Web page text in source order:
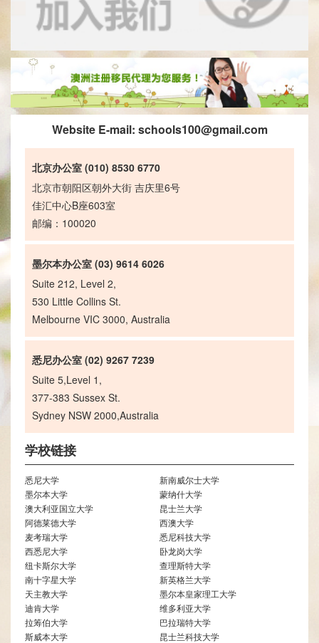
Website E-mail: schools100@gmail.com
北京办公室 (010) 8530 6770
北京市朝阳区朝外大街 吉庆里6号
佳汇中心B座603室
邮编：100020
墨尔本办公室 (03) 9614 6026
Suite 212, Level 2,
530 Little Collins St.
Melbourne VIC 3000, Australia
悉尼办公室 (02) 9267 7239
Suite 5,Level 1,
377-383 Sussex St.
Sydney NSW 2000,Australia
学校链接
悉尼大学
新南威尔士大学
墨尔本大学
蒙纳什大学
澳大利亚国立大学
昆士兰大学
阿德莱德大学
西澳大学
麦考瑞大学
悉尼科技大学
西悉尼大学
卧龙岗大学
纽卡斯尔大学
查理斯特大学
南十字星大学
新英格兰大学
天主教大学
墨尔本皇家理工大学
迪肯大学
维多利亚大学
拉筹伯大学
巴拉瑞特大学
斯威本大学
昆士兰科技大学